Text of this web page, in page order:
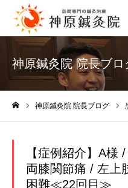
神原鍼灸院 院長ブロ
神原鍼灸院 院長ブログ
【症例紹介】A様
両膝関節痛 / 左上
困難≪22回目≫